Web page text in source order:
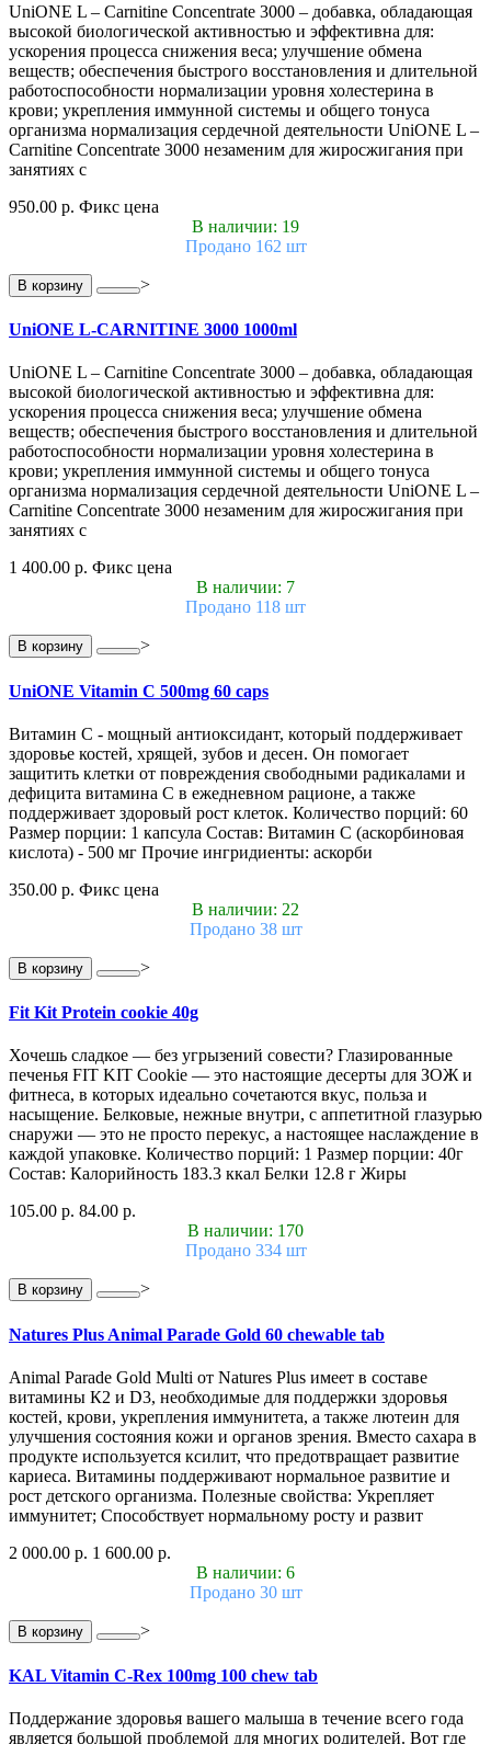
UniONE L – Carnitine Concentrate 3000 – добавка, обладающая
высокой биологической активностью и эффективна для:
ускорения процесса снижения веса; улучшение обмена
веществ; обеспечения быстрого восстановления и длительной
работоспособности нормализации уровня холестерина в
крови; укрепления иммунной системы и общего тонуса
организма нормализация сердечной деятельности UniONE L –
Carnitine Concentrate 3000 незаменим для жиросжигания при
занятиях с
950.00 р. Фикс цена
В наличии: 19
Продано 162 шт
В корзину >
UniONE L-CARNITINE 3000 1000ml
UniONE L – Carnitine Concentrate 3000 – добавка, обладающая
высокой биологической активностью и эффективна для:
ускорения процесса снижения веса; улучшение обмена
веществ; обеспечения быстрого восстановления и длительной
работоспособности нормализации уровня холестерина в
крови; укрепления иммунной системы и общего тонуса
организма нормализация сердечной деятельности UniONE L –
Carnitine Concentrate 3000 незаменим для жиросжигания при
занятиях с
1 400.00 р. Фикс цена
В наличии: 7
Продано 118 шт
В корзину >
UniONE Vitamin С 500mg 60 caps
Витамин С - мощный антиоксидант, который поддерживает
здоровье костей, хрящей, зубов и десен. Он помогает
защитить клетки от повреждения свободными радикалами и
дефицита витамина С в ежедневном рационе, а также
поддерживает здоровый рост клеток. Количество порций: 60
Размер порции: 1 капсула Состав: Витамин С (аскорбиновая
кислота) - 500 мг Прочие ингридиенты: аскорби
350.00 р. Фикс цена
В наличии: 22
Продано 38 шт
В корзину >
Fit Kit Protein cookie 40g
Хочешь сладкое — без угрызений совести? Глазированные
печенья FIT KIT Cookie — это настоящие десерты для ЗОЖ и
фитнеса, в которых идеально сочетаются вкус, польза и
насыщение. Белковые, нежные внутри, с аппетитной глазурью
снаружи — это не просто перекус, а настоящее наслаждение в
каждой упаковке. Количество порций: 1 Размер порции: 40г
Состав: Калорийность 183.3 ккал Белки 12.8 г Жиры
105.00 р. 84.00 р.
В наличии: 170
Продано 334 шт
В корзину >
Natures Plus Animal Parade Gold 60 chewable tab
Animal Parade Gold Multi от Natures Plus имеет в составе
витамины К2 и D3, необходимые для поддержки здоровья
костей, крови, укрепления иммунитета, а также лютеин для
улучшения состояния кожи и органов зрения. Вместо сахара в
продукте используется ксилит, что предотвращает развитие
кариеса. Витамины поддерживают нормальное развитие и
рост детского организма. Полезные свойства: Укрепляет
иммунитет; Способствует нормальному росту и развит
2 000.00 р. 1 600.00 р.
В наличии: 6
Продано 30 шт
В корзину >
KAL Vitamin C-Rex 100mg 100 chew tab
Поддержание здоровья вашего малыша в течение всего года
является большой проблемой для многих родителей. Вот где